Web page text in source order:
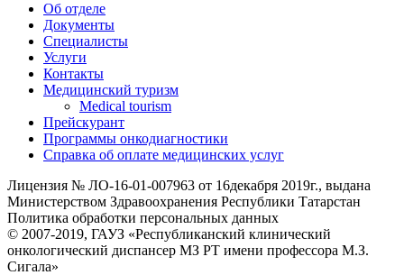
Об отделе
Документы
Специалисты
Услуги
Контакты
Медицинский туризм
Medical tourism
Прейскурант
Программы онкодиагностики
Справка об оплате медицинских услуг
Лицензия № ЛО-16-01-007963 от 16декабря 2019г., выдана
Министерством Здравоохранения Республики Татарстан
Политика обработки персональных данных
© 2007-2019, ГАУЗ «Республиканский клинический
онкологический диспансер МЗ РТ имени профессора М.З.
Сигала»